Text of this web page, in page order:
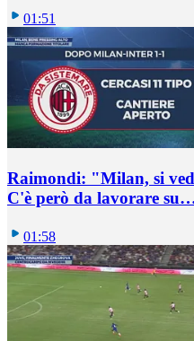
01:51
Raimondi: "Milan, si
C'è però da lavorare
01:58